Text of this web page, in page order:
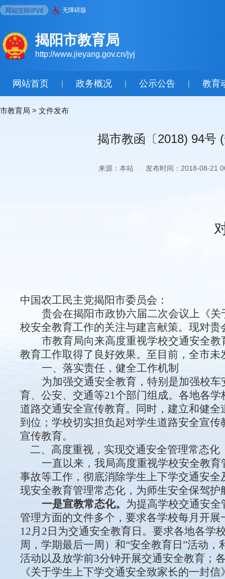
无障碍版
揭阳市教育局
http://www.jieyang.gov.cn/jyj
网站首页 | 政务概况 | 公示公告 | 教育
市教育局 > 文件发布
揭市教函〔2018) 94号
来源：本站 发布时间：2018-08-21
中国农工民主党揭阳市委员会：
贵会在揭阳市政协六届二次会议上《关
校安全教育工作的关注与建言献策。现对贵
市教育局向来高度重视学校交通安全教
教育工作取得了良好效果。至目前，全市
一、 落实责任，健全工作机制
为加强交通安全教育，特别是加强校
育、公安、交通等21个部门组成。 各地各学
道路交通安全宣传教育。同时，建立和健
到位；学校切实担负起对学生道路安全宣
宣传教育。
二、高度重视，实现交通安全管理常态化
一直以来， 我局高度重视学校安全教
事故等工作，彻底消除学生上下学交通安
现安全教育管理常态化，为师生安全保驾护
一是宣教常态化。 为提高学校交通安
管理方面的文件多个，要求各学校每月开
12月2日为交通安全教育日。要求各地各学
周，学期最后一周）和“安全教育日”活动
活动以及放学前3分钟开展交通安全教育；
《关于学生上下学交通安全致家长的一封